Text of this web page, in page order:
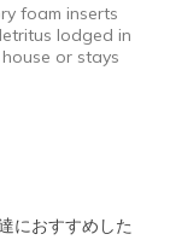
foam inserts
lodged in
or stays
におすすめした